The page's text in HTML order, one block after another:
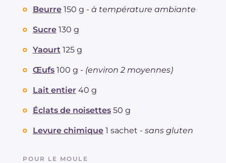
Fibre g
Sodium
Beurre 150 g - à température ambiante
Sucre 130 g
Yaourt 125 g
Œufs 100 g - (environ 2 moyennes)
Lait entier 40 g
Éclats de noisettes 50 g
Levure chimique 1 sachet - sans gluten
POUR LE MOULE